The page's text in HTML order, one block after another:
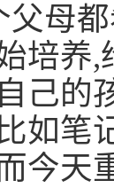
母
培养
己的
如笔
今天